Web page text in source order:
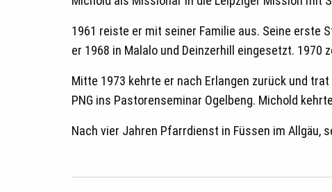
1961 reiste er mit seiner Familie aus. Seine erste
er 1968 in Malalo und Deinzerhill eingesetzt. 1970
Mitte 1973 kehrte er nach Erlangen zurück und
PNG ins Pastorenseminar Ogelbeng. Michold
Nach vier Jahren Pfarrdienst in Füssen im Allgäu,